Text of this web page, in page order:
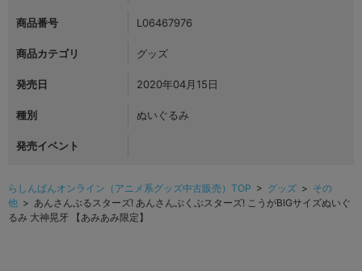
商品番号 L06467976
商品カテゴリ グッズ
発売日 2020年04月15日
種別 ぬいぐるみ
発売イベント
らしんばんオンライン（アニメ系グッズ中古販売）TOP > グッズ > その
他 > あんさんぶるスターズ! あんさんぶくぶスターズ! こうがBIGサイズぬいぐ
るみ 大神晃牙 【あみあみ限定】